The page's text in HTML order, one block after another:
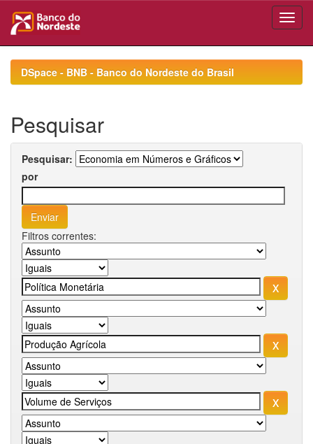
navigationDSpace - BNB - Banco do Nordeste do Brasil
Pesquisar
Pesquisar:
por
Filtros correntes: